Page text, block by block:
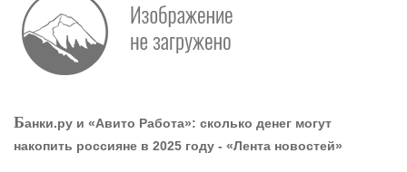
привлечь и удержать персонал - «Интервью»
Банки.ру и «Авито Работа»: сколько денег могут
накопить россияне в 2025 году - «Лента новостей»